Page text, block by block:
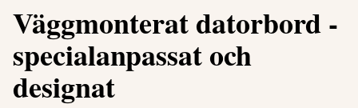
Väggmonterat datorbord -
specialanpassat och
designat